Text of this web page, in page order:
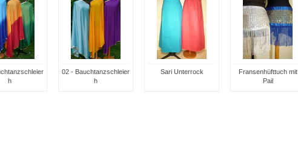
h
02 - Bauchtanzschleier
h
Sari Unterrock
Fransenhüfttuch mit
Pail